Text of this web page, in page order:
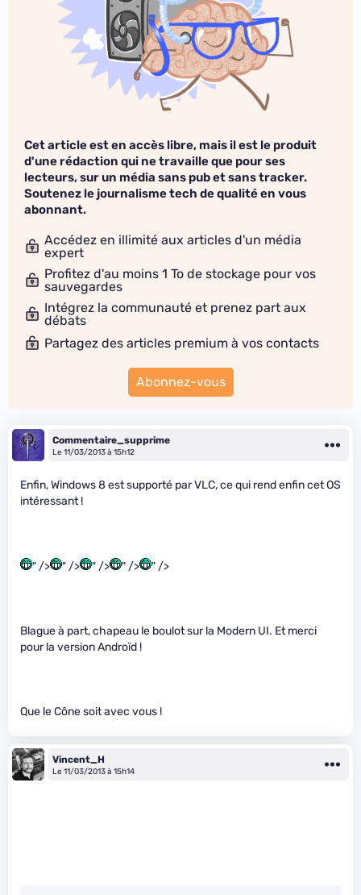
Cet article est en accès libre, mais il est le produit
d'une rédaction qui ne travaille que pour ses
lecteurs, sur un média sans pub et sans tracker.
Soutenez le journalisme tech de qualité en vous
abonnant.
Accédez en illimité aux articles d'un média
expert
Profitez d'au moins 1 To de stockage pour vos
sauvegardes
Intégrez la communauté et prenez part aux
débats
Partagez des articles premium à vos contacts
Abonnez-vous
Commentaire_supprime
Le 11/03/2013 à 15h12
Enfin, Windows 8 est supporté par VLC, ce qui rend enfin cet OS
intéressant !
" /> " /> " /> " /> " />
Blague à part, chapeau le boulot sur la Modern UI. Et merci
pour la version Androïd !
Que le Cône soit avec vous !
Vincent_H
Le 11/03/2013 à 15h14